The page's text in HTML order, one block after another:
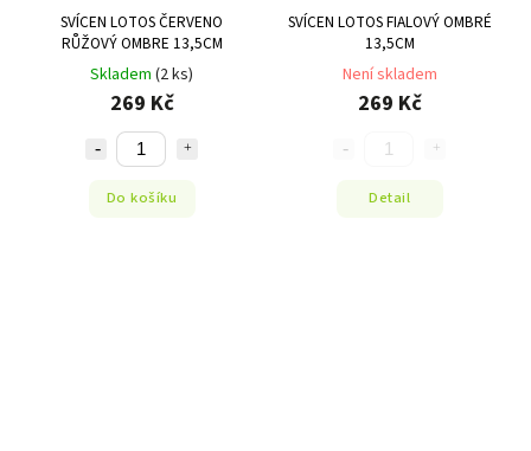
SVÍCEN LOTOS ČERVENO
RŮŽOVÝ OMBRE 13,5CM
Skladem (2 ks)
269 Kč
Do košíku
SVÍCEN LOTOS FIALOVÝ OMBRÉ
13,5CM
Není skladem
269 Kč
Detail